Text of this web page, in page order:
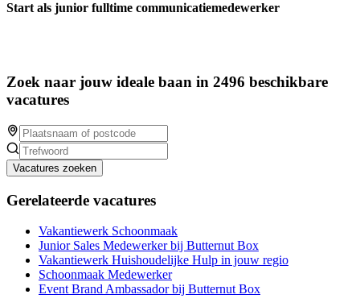
Start als junior fulltime communicatiemedewerker
Zoek naar jouw ideale baan in 2496 beschikbare
vacatures
Vacatures zoeken
Gerelateerde vacatures
Vakantiewerk Schoonmaak
Junior Sales Medewerker bij Butternut Box
Vakantiewerk Huishoudelijke Hulp in jouw regio
Schoonmaak Medewerker
Event Brand Ambassador bij Butternut Box